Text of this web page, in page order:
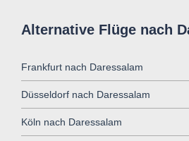
Alternative Flüge nach
Frankfurt nach Daressalam
Düsseldorf nach Daressalam
Köln nach Daressalam